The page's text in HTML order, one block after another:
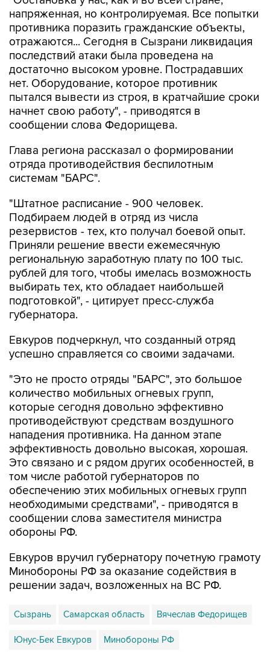
напряженная, но контролируемая. Все попытки
противника поразить гражданские объекты,
отражаются... Сегодня в Сызрани ликвидация
последствий атаки была проведена на
достаточно высоком уровне. Пострадавших
нет. Оборудование, которое противник
пытался вывести из строя, в кратчайшие сроки
начнет свою работу", - приводятся в
сообщении слова Федорищева.
Глава региона рассказал о формировании
отряда противодействия беспилотным
системам "БАРС".
"Штатное расписание - 900 человек.
Подбираем людей в отряд из числа
резервистов - тех, кто получал боевой опыт.
Приняли решение ввести ежемесячную
региональную заработную плату по 100 тыс.
рублей для того, чтобы имелась возможность
выбирать тех, кто обладает наибольшей
подготовкой", - цитирует пресс-служба
губернатора.
Евкуров подчеркнул, что созданный отряд
успешно справляется со своими задачами.
"Это не просто отряды "БАРС", это большое
количество мобильных огневых групп,
которые сегодня довольно эффективно
противодействуют средствам воздушного
нападения противника. На данном этапе
эффективность довольно высокая, хорошая.
Это связано и с рядом других особенностей, в
том числе работой губернаторов по
обеспечению этих мобильных огневых групп
необходимыми средствами", - приводятся в
сообщении слова заместителя министра
обороны РФ.
Евкуров вручил губернатору почетную грамоту
Минобороны РФ за оказание содействия в
решении задач, возложенных на ВС РФ.
Сызрань Самарская область Вячеслав Федорищев
Юнус-Бек Евкуров Минобороны РФ